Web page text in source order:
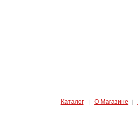
Каталог| О Магазине |